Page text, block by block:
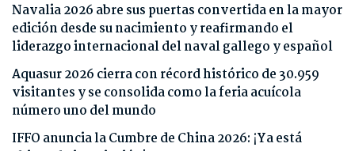
Navalia 2026 abre sus puertas convertida en la mayor
edición desde su nacimiento y reafirmando el
liderazgo internacional del naval gallego y español
Aquasur 2026 cierra con récord histórico de 30.959
visitantes y se consolida como la feria acuícola
número uno del mundo
IFFO anuncia la Cumbre de China 2026: ¡Ya está